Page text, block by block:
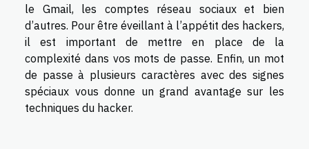
le Gmail, les comptes réseau sociaux et bien
d’autres. Pour être éveillant à l’appétit des hackers,
il est important de mettre en place de la
complexité dans vos mots de passe. Enfin, un mot
de passe à plusieurs caractères avec des signes
spéciaux vous donne un grand avantage sur les
techniques du hacker.